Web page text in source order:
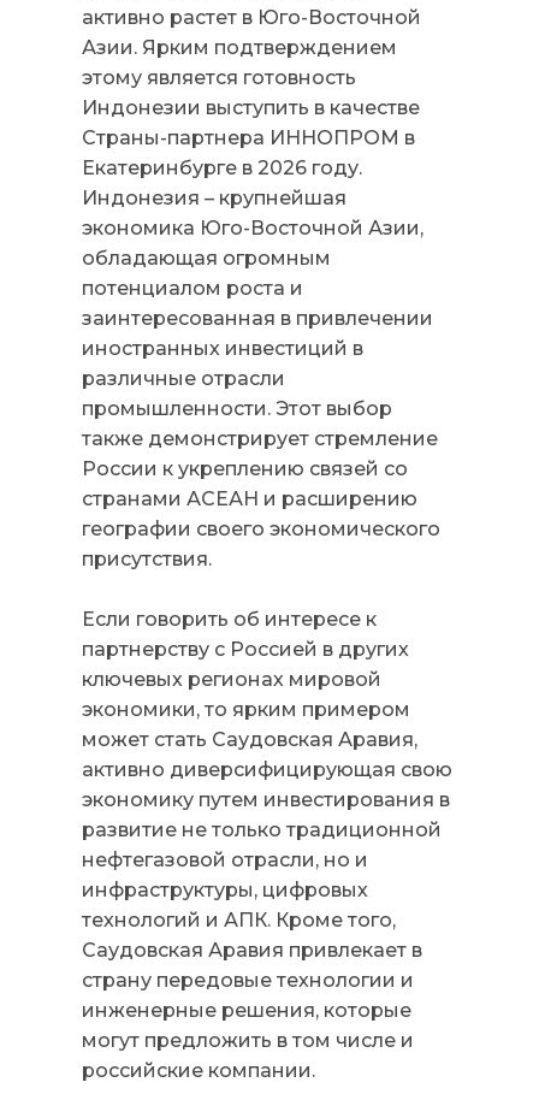
активно растет в Юго-Восточной
Азии. Ярким подтверждением
этому является готовность
Индонезии выступить в качестве
Страны-партнера ИННОПРОМ в
Екатеринбурге в 2026 году.
Индонезия – крупнейшая
экономика Юго-Восточной Азии,
обладающая огромным
потенциалом роста и
заинтересованная в привлечении
иностранных инвестиций в
различные отрасли
промышленности. Этот выбор
также демонстрирует стремление
России к укреплению связей со
странами АСЕАН и расширению
географии своего экономического
присутствия.
Если говорить об интересе к
партнерству с Россией в других
ключевых регионах мировой
экономики, то ярким примером
может стать Саудовская Аравия,
активно диверсифицирующая свою
экономику путем инвестирования в
развитие не только традиционной
нефтегазовой отрасли, но и
инфраструктуры, цифровых
технологий и АПК. Кроме того,
Саудовская Аравия привлекает в
страну передовые технологии и
инженерные решения, которые
могут предложить в том числе и
российские компании.